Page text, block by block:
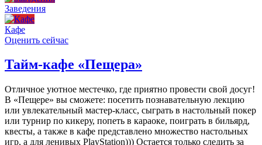
Заведения
Кафе
Оценить сейчас
Тайм-кафе «Пещера»
Отличное уютное местечко, где приятно провести свой досуг!
В «Пещере» вы сможете: посетить познавательную лекцию
или увлекательный мастер-класс, сыграть в настольный покер
или турнир по кикеру, попеть в караоке, поиграть в бильярд,
квесты, а также в кафе представлено множество настольных
игр, а для ленивых PlayStation))) Остается только следить за